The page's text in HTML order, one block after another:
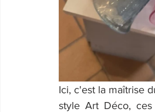
Ici, c'est la maîtrise
style Art Déco, ces